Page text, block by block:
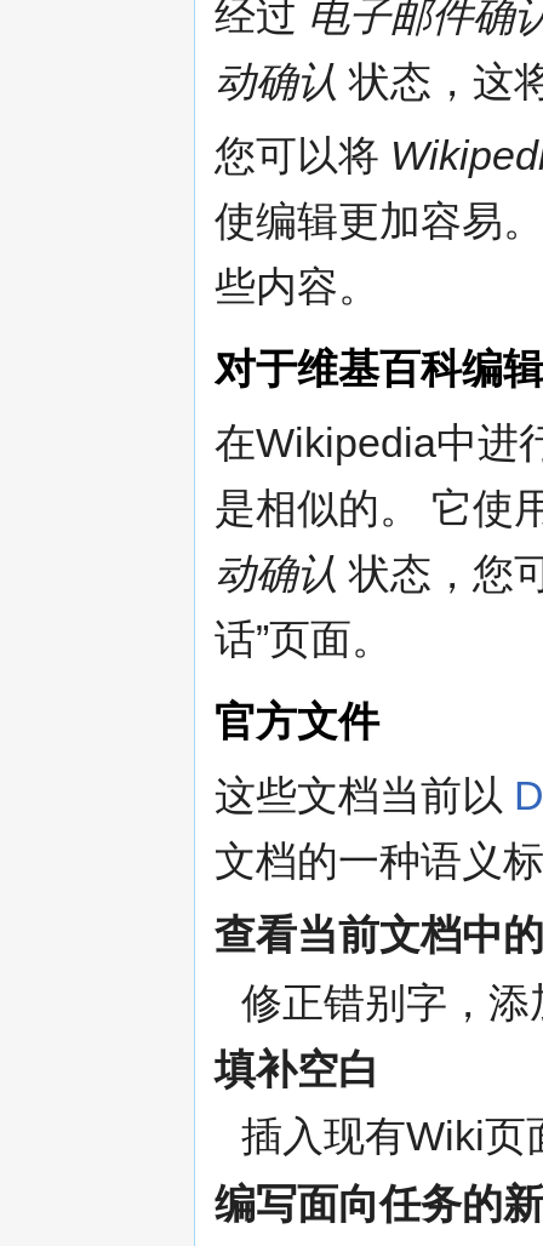
经过 电子邮件确
动确认 状态，这
您可以将
使编辑更加容易
些内容。
对于维基百科编辑
在Wikipedia中进
是相似的。 它使
动确认 状态，您
话”页面。
官方文件
这些文档当前以
文档的一种语义
查看当前文档中
修正错别字，添
填补空白
插入现有Wiki页
编写面向任务的